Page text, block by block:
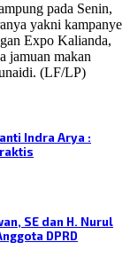
pada Senin,
yakni kampanye
Expo Kalianda,
jamuan makan
(LF/LP)
Indra Arya :
SE dan H. Nurul
DPRD